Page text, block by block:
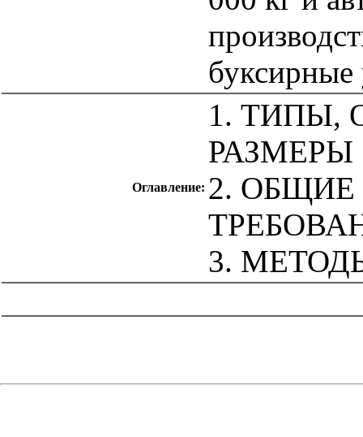
буксирные
Оглавление:
1. ТИПЫ,
РАЗМЕРЫ
2.
3.